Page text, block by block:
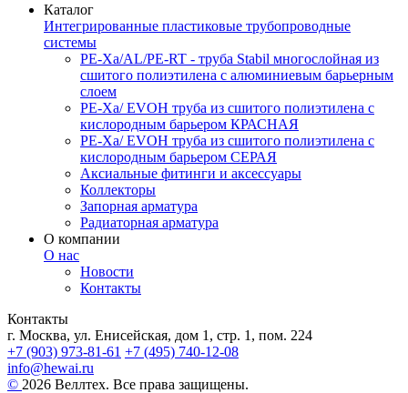
Каталог
Интегрированные пластиковые трубопроводные
системы
PE-Xa/AL/PE-RT - труба Stabil многослойная из
сшитого полиэтилена с алюминиевым барьерным
слоем
PE-Xa/ EVOH труба из сшитого полиэтилена с
кислородным барьером КРАСНАЯ
PE-Xa/ EVOH труба из сшитого полиэтилена с
кислородным барьером СЕРАЯ
Аксиальные фитинги и аксессуары
Коллекторы
Запорная арматура
Радиаторная арматура
О компании
О нас
Новости
Контакты
Контакты
г. Москва, ул. Енисейская, дом 1, стр. 1, пом. 224
+7 (903) 973-81-61 +7 (495) 740-12-08
info@hewai.ru
© 2026 Веллтех. Все права защищены.